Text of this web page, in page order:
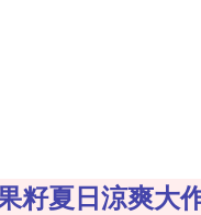
籽夏日涼爽大